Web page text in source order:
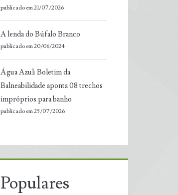
publicado em 21/07/2026
A lenda do Búfalo Branco
publicado em 20/06/2024
Água Azul: Boletim da
Balneabilidade aponta 08 trechos
impróprios para banho
publicado em 25/07/2026
Populares